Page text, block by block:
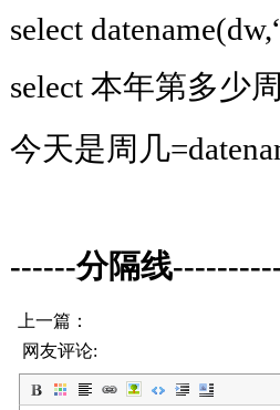
select
select 本年第多少
今天是周几
------分隔线
上一篇：
网友评论: